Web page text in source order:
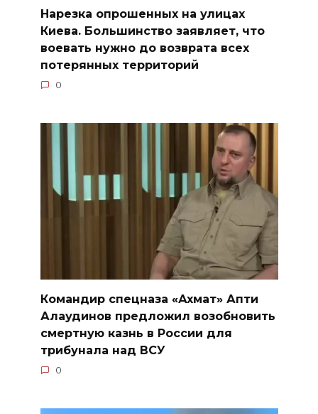
Нарезка опрошенных на улицах
Киева. Большинство заявляет, что
воевать нужно до возврата всех
потерянных территорий
0
Командир спецназа «Ахмат» Апти
Алаудинов предложил возобновить
смертную казнь в России для
трибунала над ВСУ
0